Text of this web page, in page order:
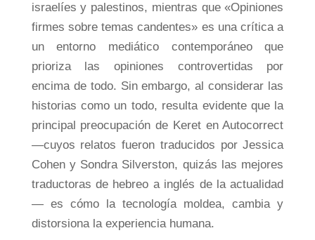
israelíes y palestinos, mientras que «Opiniones
firmes sobre temas candentes» es una crítica a
un entorno mediático contemporáneo que
prioriza las opiniones controvertidas por
encima de todo. Sin embargo, al considerar las
historias como un todo, resulta evidente que la
principal preocupación de Keret en Autocorrect
—cuyos relatos fueron traducidos por Jessica
Cohen y Sondra Silverston, quizás las mejores
traductoras de hebreo a inglés de la actualidad
— es cómo la tecnología moldea, cambia y
distorsiona la experiencia humana.